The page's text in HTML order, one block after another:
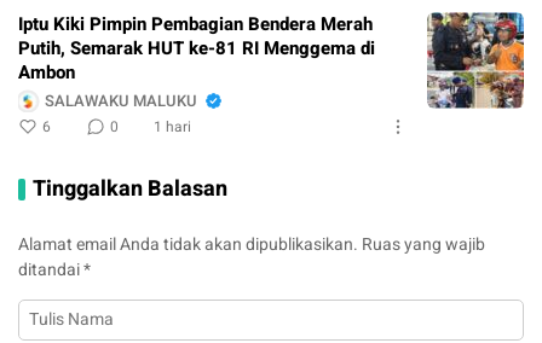
Iptu Kiki Pimpin Pembagian Bendera Merah
Putih, Semarak HUT ke-81 RI Menggema di
Ambon
SALAWAKU MALUKU
6 0 1 hari
Tinggalkan Balasan
Alamat email Anda tidak akan dipublikasikan. Ruas yang wajib
ditandai*